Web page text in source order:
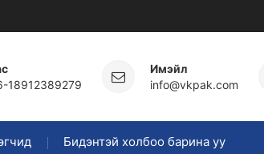
18912389279
Имэйл
info@vkpak.com
Бидэнтэй холбоо барина уу